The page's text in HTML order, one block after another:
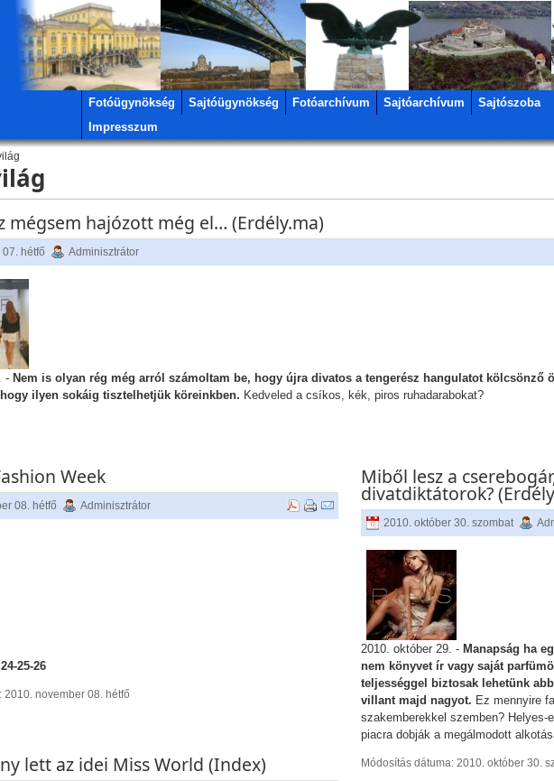
Fotóügynökség Sajtóügynökség Fotóarchívum Sajtóarchívum
Sajtószoba
Impresszum
mégsem hajózott még el… (Erdély.ma)
hétfő Adminisztrátor
- Nem is olyan rég még arról számoltam be, hogy újra divatos a tengerész hangulatot kölcsönző
ilyen sokáig tisztelhetjük köreinkben. Kedveled a csíkos, kék, piros ruhadarabokat?
Week
08. hétfő Adminisztrátor
25-26
2010. november 08. hétfő
lett az idei Miss World (Index)
Miből lesz a
divatdiktátorok?
2010. október 30. szombat
2010. október 29. - Manapság ha
nem könyvet ír vagy saját
teljességgel biztosak lehetünk
villant majd nagyot. Ez mennyire
szakemberekkel szemben? Helyes-
piacra dobják a megálmodott
Módosítás dátuma: 2010. október 30.